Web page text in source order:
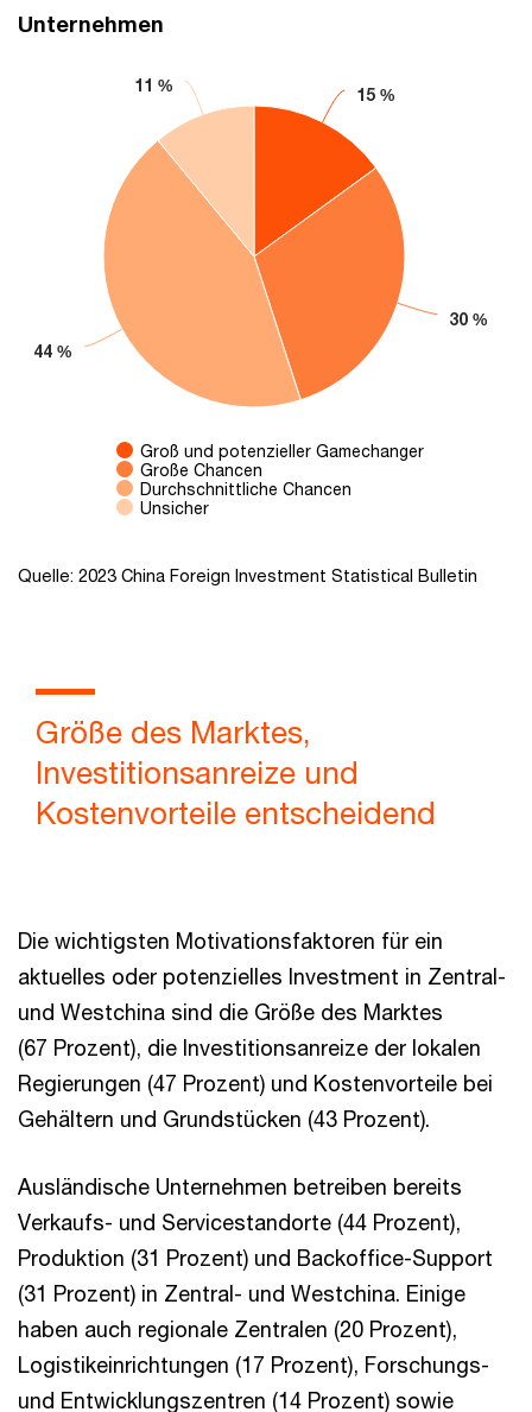
Unternehmen
Pie chart with 4 slices.
15 %
15 %
30 %
30 %
44 %
44 %
11 %
11 %
Groß und potenzieller Gamechanger
Große Chancen
Durchschnittliche Chancen
Unsicher
Quelle: 2023 China Foreign Investment Statistical Bulletin
Größe des Marktes,
Investitionsanreize und
Kostenvorteile entscheidend
Die wichtigsten Motivationsfaktoren für ein
aktuelles oder potenzielles Investment in Zentral-
und Westchina sind die Größe des Marktes
(67 Prozent), die Investitionsanreize der lokalen
Regierungen (47 Prozent) und Kostenvorteile bei
Gehältern und Grundstücken (43 Prozent).
Ausländische Unternehmen betreiben bereits
Verkaufs- und Servicestandorte (44 Prozent),
Produktion (31 Prozent) und Backoffice-Support
(31 Prozent) in Zentral- und Westchina. Einige
haben auch regionale Zentralen (20 Prozent),
Logistikeinrichtungen (17 Prozent), Forschungs-
und Entwicklungszentren (14 Prozent) sowie